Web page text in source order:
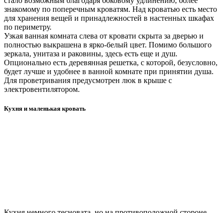
знакомому по поперечным кроватям. Над кроватью есть место
для хранения вещей и принадлежностей в настенных шкафах
по периметру.
Узкая ванная комната слева от кровати скрыта за дверью и
полностью выкрашена в ярко-белый цвет. Помимо большого
зеркала, унитаза и раковины, здесь есть еще и душ.
Опционально есть деревянная решетка, с которой, безусловно,
будет лучше и удобнее в ванной комнате при принятии душа.
Для проветривания предусмотрен люк в крыше с
электровентилятором.
Кухня и маленькая кровать